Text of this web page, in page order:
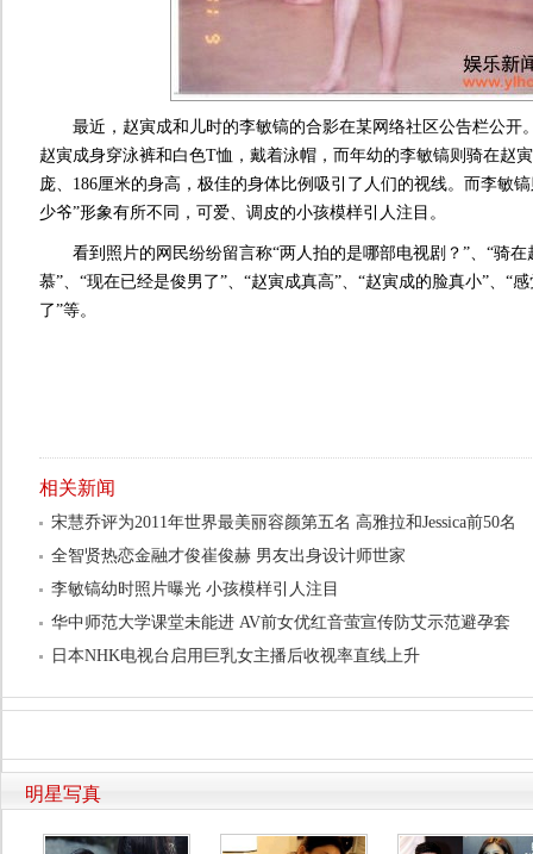
最近，赵寅成和儿时的李敏镐的合影在某网络社区公告栏公开
赵寅成身穿泳裤和白色T恤，戴着泳帽，而年幼的李敏镐则骑在赵
庞、186厘米的身高，极佳的身体比例吸引了人们的视线。而李敏
少爷”形象有所不同，可爱、调皮的小孩模样引人注目。
看到照片的网民纷纷留言称“两人拍的是哪部电视剧？”、“骑
慕”、“现在已经是俊男了”、“赵寅成真高”、“赵寅成的脸真小”、“
了”等。
相关新闻
宋慧乔评为2011年世界最美丽容颜第五名 高雅拉和Jessica前50名
全智贤热恋金融才俊崔俊赫 男友出身设计师世家
李敏镐幼时照片曝光 小孩模样引人注目
华中师范大学课堂未能进 AV前女优红音萤宣传防艾示范避孕套
日本NHK电视台启用巨乳女主播后收视率直线上升
明星写真